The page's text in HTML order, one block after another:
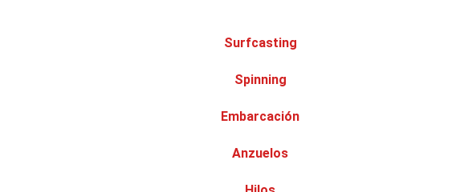
Surfcasting
Spinning
Embarcación
Anzuelos